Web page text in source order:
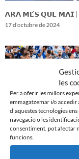
les
Per a oferir les millors
emmagatzemar i/o
d'aquestes tecnologies
navegació o les
consentiment, pot afectar
funcions.
𝗔𝗥𝗔 𝗠𝗘́𝗦 𝗤𝗨𝗘 𝗠𝗔𝗜 |
17 d'octubre de 2024